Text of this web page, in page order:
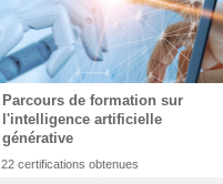
Parcours de formation sur
l'intelligence artificielle
générative
22 certifications obtenues